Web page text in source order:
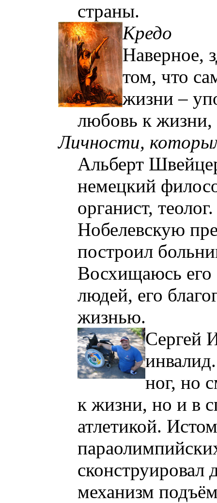
страны.
Кредо
Наверное,
том, что
жизни –
любовь к
Личности,
Альберт
немецкий
органист,
Нобелевскую
построил
Восхищаюсь
людей, его
жизнью.
Сергей
ног, но
к жизни, но и в
атлетикой.
сконструировал
механизм